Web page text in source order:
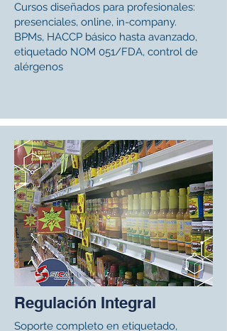
Cursos diseñados para profesionales:
presenciales, online, in-company.
BPMs, HACCP básico hasta avanzado,
etiquetado NOM 051/FDA, control de
alérgenos
Regulación Integral
Soporte completo en etiquetado,